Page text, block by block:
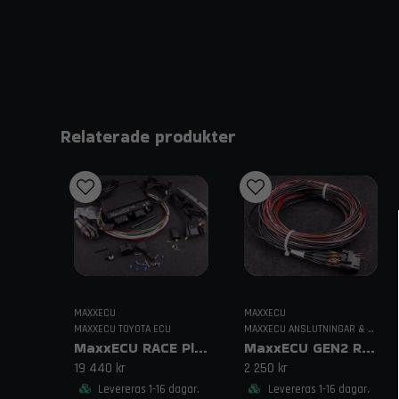
Relaterade produkter
MAXXECU
MAXXECU TOYOTA ECU
MaxxECU RACE Plugin Toyota Supra MKIV (2JZ)
19 440 kr
Levereras 1-16 dagar.
MAXXECU
MAXXECU ANSLUTNINGAR & KABELDRAGNING
MaxxECU GEN2 RACE Kabelhärva 4
2 250 kr
Levereras 1-16 dagar.